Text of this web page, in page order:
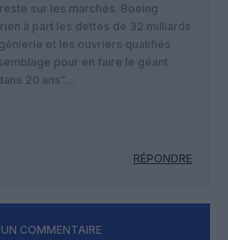
sur les marchés. Boeing
à part les dettes de 32 milliards
et les ouvriers qualifiés
pour en faire le géant
20 ans”…
RÉPONDRE
COMMENTAIRE